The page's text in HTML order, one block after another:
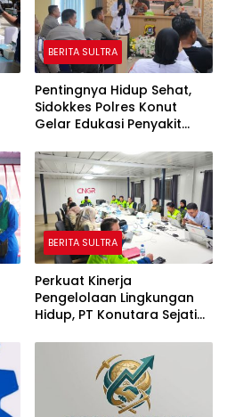
BERITA SULTRA
Pentingnya Hidup Sehat,
Sidokkes Polres Konut
Gelar Edukasi Penyakit
Personil
BERITA SULTRA
Perkuat Kinerja
Pengelolaan Lingkungan
Hidup, PT Konutara Sejati
Sultra